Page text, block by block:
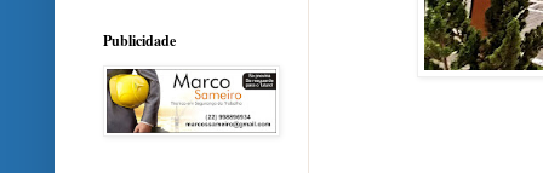
Publicidade